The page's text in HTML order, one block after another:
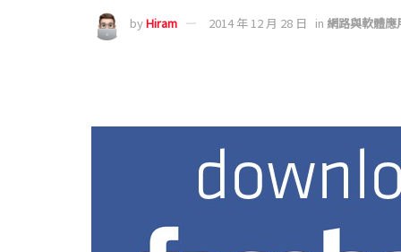
byHiram 2014 年 12 月 28 日 in 網路與軟體應